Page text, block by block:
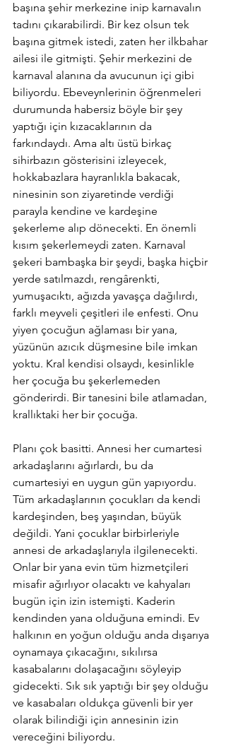
başına şehir merkezine inip karnavalın
tadını çıkarabilirdi. Bir kez olsun tek
başına gitmek istedi, zaten her ilkbahar
ailesi ile gitmişti. Şehir merkezini de
karnaval alanına da avucunun içi gibi
biliyordu. Ebeveynlerinin öğrenmeleri
durumunda habersiz böyle bir şey
yaptığı için kızacaklarının da
farkındaydı. Ama altı üstü birkaç
sihirbazın gösterisini izleyecek,
hokkabazlara hayranlıkla bakacak,
ninesinin son ziyaretinde verdiği
parayla kendine ve kardeşine
şekerleme alıp dönecekti. En önemli
kısım şekerlemeydi zaten. Karnaval
şekeri bambaşka bir şeydi, başka hiçbir
yerde satılmazdı, rengârenkti,
yumuşacıktı, ağızda yavaşça dağılırdı,
farklı meyveli çeşitleri ile enfesti. Onu
yiyen çocuğun ağlaması bir yana,
yüzünün azıcık düşmesine bile imkan
yoktu. Kral kendisi olsaydı, kesinlikle
her çocuğa bu şekerlemeden
gönderirdi. Bir tanesini bile atlamadan,
krallıktaki her bir çocuğa.
Planı çok basitti. Annesi her cumartesi
arkadaşlarını ağırlardı, bu da
cumartesiyi en uygun gün yapıyordu.
Tüm arkadaşlarının çocukları da kendi
kardeşinden, beş yaşından, büyük
değildi. Yani çocuklar birbirleriyle
annesi de arkadaşlarıyla ilgilenecekti.
Onlar bir yana evin tüm hizmetçileri
misafir ağırlıyor olacaktı ve kahyaları
bugün için izin istemişti. Kaderin
kendinden yana olduğuna emindi. Ev
halkının en yoğun olduğu anda dışarıya
oynamaya çıkacağını, sıkılırsa
kasabalarını dolaşacağını söyleyip
gidecekti. Sık sık yaptığı bir şey olduğu
ve kasabaları oldukça güvenli bir yer
olarak bilindiği için annesinin izin
vereceğini biliyordu.